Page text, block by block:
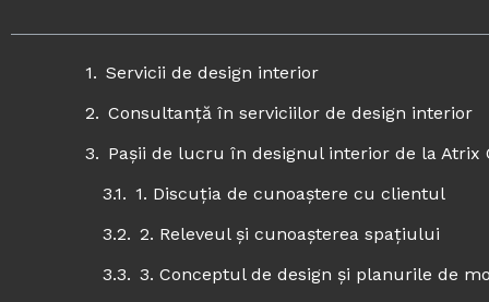
Servicii de design interior
Consultanță în serviciilor de design interior
Pașii de lucru în designul interior de la Atrix
1. Discuția de cunoaștere cu clientul
2. Releveul și cunoașterea spațiului
3. Conceptul de design și planurile de